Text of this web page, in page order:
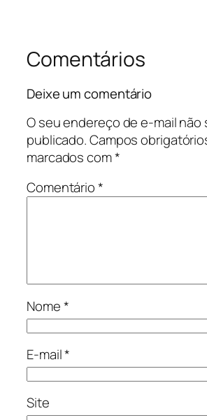
Comentários
Deixe um comentário
O seu endereço de e-mail não
publicado.Campos
marcados com*
Comentário*
Nome*
E-mail*
Site